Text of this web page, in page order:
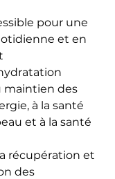
pour une
et en
maintien des
à la santé
et à la santé
récupération et
des